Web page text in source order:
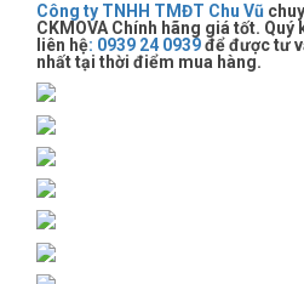
Công ty TNHH TMĐT Chu Vũ
CKMOVA Chính hãng giá tốt.
liên hệ: 0939 24 0939để được tư
nhất tại thời điểm mua hàng.